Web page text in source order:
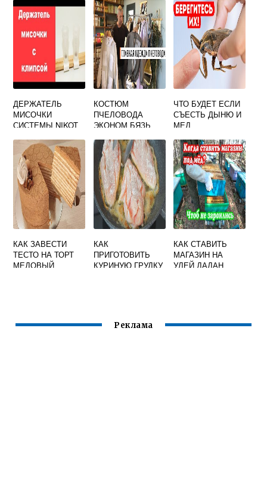
ЧЕРНОСЛИВА
ИЗЮМА ОРЕХОВ
И МЕДА
ДЕРЖАТЕЛЬ
МИСОЧКИ
СИСТЕМЫ NIKOT
КОСТЮМ
ПЧЕЛОВОДА
ЭКОНОМ БЯЗЬ
ЧТО БУДЕТ ЕСЛИ
СЪЕСТЬ ДЫНЮ И
МЕД
КАК ЗАВЕСТИ
ТЕСТО НА ТОРТ
МЕДОВЫЙ
КАК
ПРИГОТОВИТЬ
КУРИНУЮ ГРУДКУ
КАК СТАВИТЬ
МАГАЗИН НА
УЛЕЙ ДАДАН
Реклама